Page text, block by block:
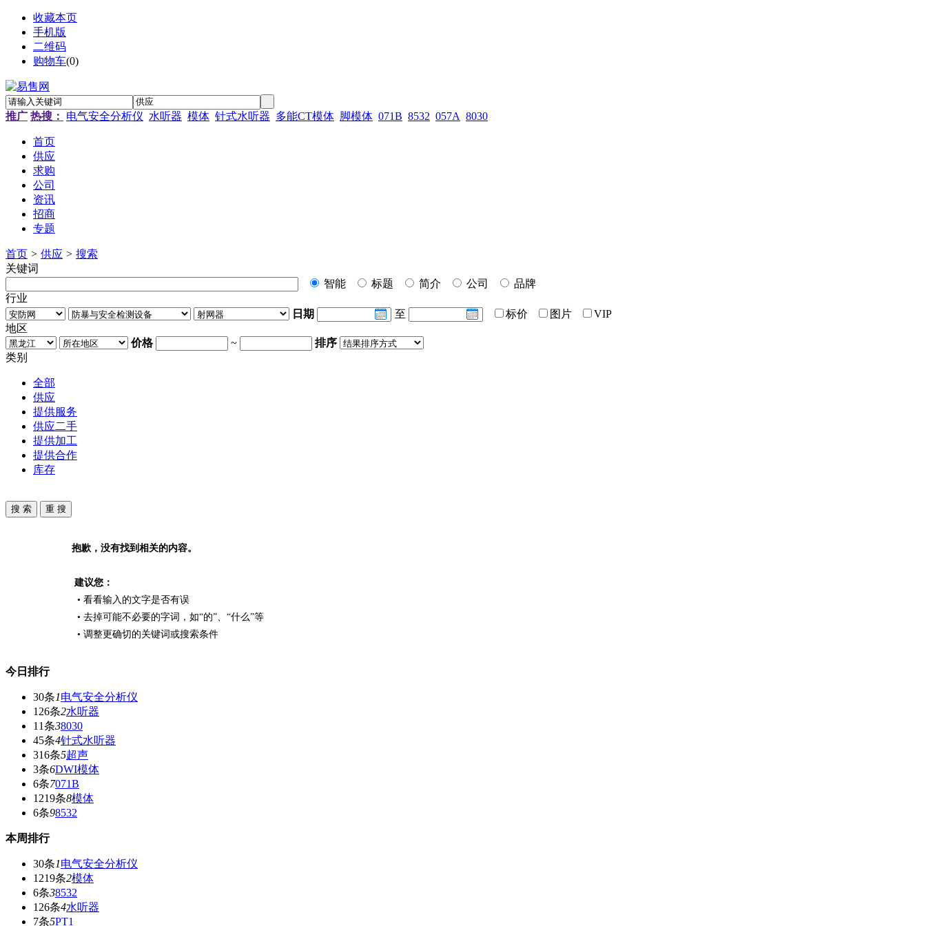
收藏本页
手机版
二维码
购物车(0)
推广 热搜： 电气安全分析仪 水听器 模体 针式水听器 多能CT模体 脚模体 071B 8532 057A 8030
首页
供应
求购
公司
资讯
招商
专题
首页 > 供应 > 搜索
关键词
智能
标题 简介 公司
品牌
行业
日期
至 标价 图片
VIP
地区
价格
~
排序
类别
全部
供应
提供服务
供应二手
提供加工
提供合作
库存
抱歉，没有找到相关的内容。
建议您：
• 看看输入的文字是否有误
• 去掉可能不必要的字词，如“的”、“什么”等
• 调整更确切的关键词或搜索条件
今日排行
30条1电气安全分析仪
126条2水听器
11条38030
45条4针式水听器
316条5超声
3条6DWI模体
6条7071B
1219条8模体
6条98532
本周排行
30条1电气安全分析仪
1219条2模体
6条38532
126条4水听器
7条5PT1